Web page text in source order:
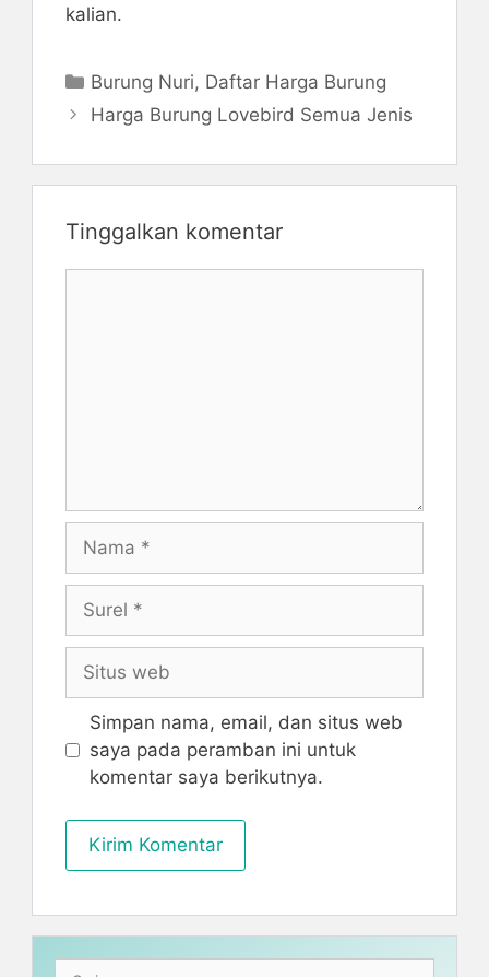
kalian.
Kategori
Burung Nuri, Daftar Harga Burung
Harga Burung Lovebird Semua Jenis
Tinggalkan komentar
Nama
Surel
Situs
web
Simpan nama, email, dan situs web
saya pada peramban ini untuk
komentar saya berikutnya.